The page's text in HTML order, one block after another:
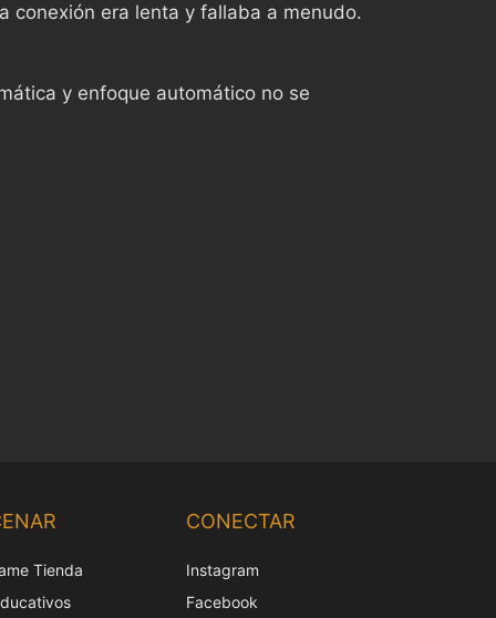
conexión era lenta y fallaba a menudo.
y enfoque automático no se
Tienda
CONECTAR
Instagram
Facebook
Korean